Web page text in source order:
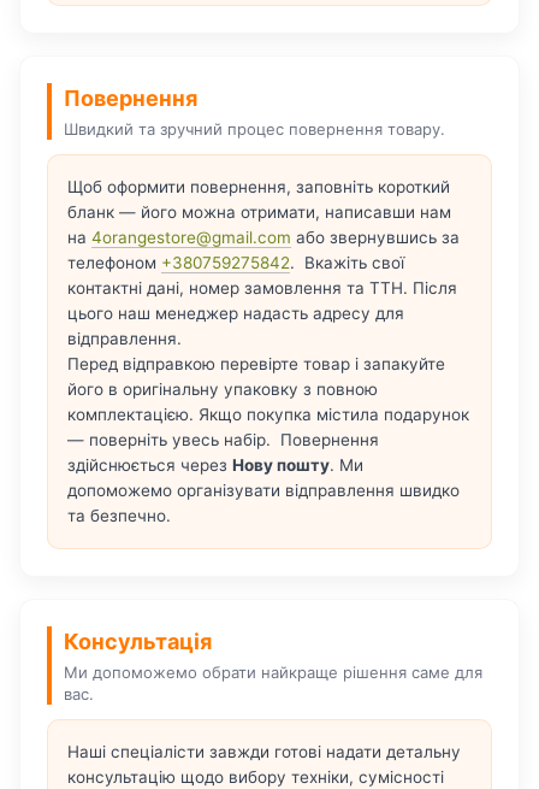
Повернення
Швидкий та зручний процес повернення товару.
Щоб оформити повернення, заповніть короткий
бланк — його можна отримати, написавши нам
на 4orangestore@gmail.com або звернувшись за
телефоном +380759275842. Вкажіть свої
контактні дані, номер замовлення та ТТН. Після
цього наш менеджер надасть адресу для
відправлення.
Перед відправкою перевірте товар і запакуйте
його в оригінальну упаковку з повною
комплектацією. Якщо покупка містила подарунок
— поверніть увесь набір. Повернення
здійснюється через Нову пошту. Ми
допоможемо організувати відправлення швидко
та безпечно.
Консультація
Ми допоможемо обрати найкраще рішення саме для
вас.
Наші спеціалісти завжди готові надати детальну
консультацію щодо вибору техніки, сумісності